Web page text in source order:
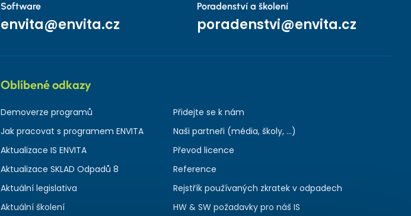
Software
envita@envita.cz
Poradenství a školení
poradenstvi@envita.cz
Oblíbené odkazy
Demoverze programů
Jak pracovat s programem ENVITA
Aktualizace IS ENVITA
Aktualizace SKLAD Odpadů 8
Aktuální legislativa
Aktuální školení
Přidejte se k nám
Naši partneři (média, školy, ...)
Převod licence
Reference
Rejstřík používaných zkratek v odpadech
HW & SW požadavky pro náš IS